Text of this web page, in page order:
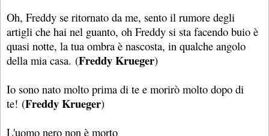
Oh, Freddy se ritornato da me, sento il rumore degli
artigli che hai nel guanto, oh Freddy si sta facendo buio è
quasi notte, la tua ombra è nascosta, in qualche angolo
della mia casa. (Freddy Krueger)
Io sono nato molto prima di te e morirò molto dopo di
te! (Freddy Krueger)
L'uomo nero non è morto